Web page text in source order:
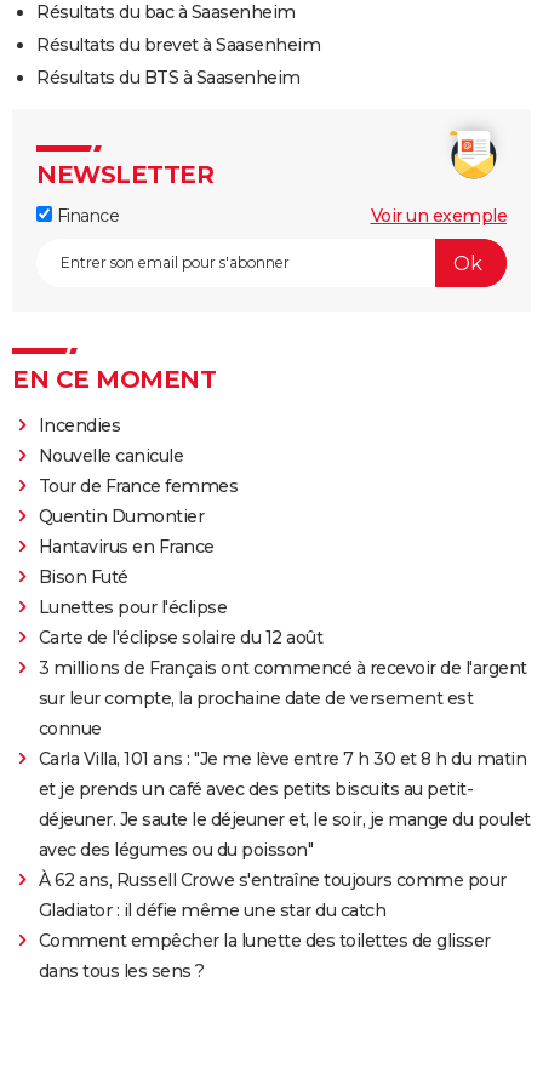
Résultats du bac à Saasenheim
Résultats du brevet à Saasenheim
Résultats du BTS à Saasenheim
NEWSLETTER
Finance Voir un exemple
EN CE MOMENT
Incendies
Nouvelle canicule
Tour de France femmes
Quentin Dumontier
Hantavirus en France
Bison Futé
Lunettes pour l'éclipse
Carte de l'éclipse solaire du 12 août
3 millions de Français ont commencé à recevoir de l'argent
sur leur compte, la prochaine date de versement est
connue
Carla Villa, 101 ans : "Je me lève entre 7 h 30 et 8 h du matin
et je prends un café avec des petits biscuits au petit-
déjeuner. Je saute le déjeuner et, le soir, je mange du poulet
avec des légumes ou du poisson"
À 62 ans, Russell Crowe s'entraîne toujours comme pour
Gladiator : il défie même une star du catch
Comment empêcher la lunette des toilettes de glisser
dans tous les sens ?